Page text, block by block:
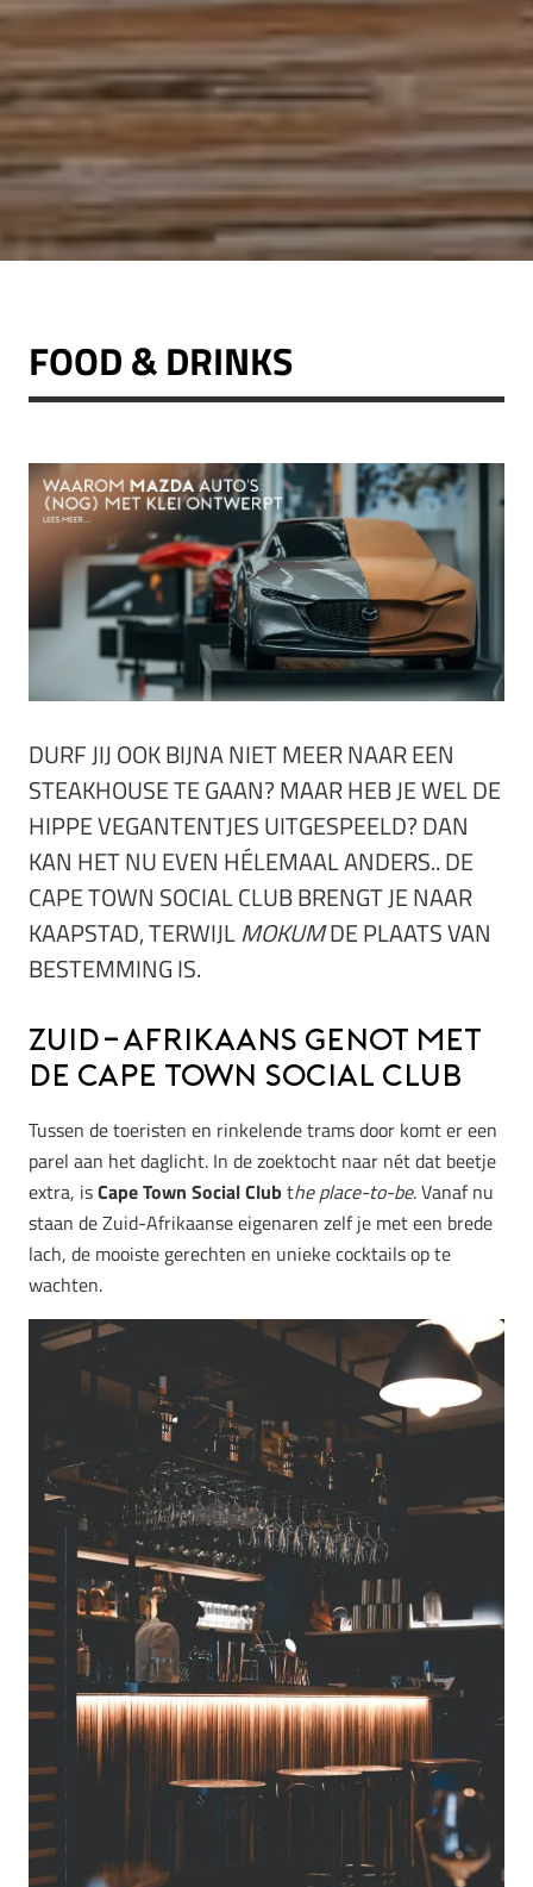
FOOD & DRINKS
DURF JIJ OOK BIJNA NIET MEER NAAR EEN
STEAKHOUSE TE GAAN? MAAR HEB JE WEL DE
HIPPE VEGANTENTJES UITGESPEELD? DAN
KAN HET NU EVEN HÉLEMAAL ANDERS.. DE
CAPE TOWN SOCIAL CLUB BRENGT JE NAAR
KAAPSTAD, TERWIJLMOKUMDE PLAATS VAN
BESTEMMING IS.
Zuid-Afrikaans genot met
de Cape Town Social Club
Tussen de toeristen en rinkelende trams door komt er een
parel aan het daglicht. In de zoektocht naar nét dat beetje
extra, isCape Town Social Club the place-to-be. Vanaf nu
staan de Zuid-Afrikaanse eigenaren zelf je met een brede
lach, de mooiste gerechten en unieke cocktails op te
wachten.